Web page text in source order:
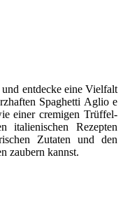
entdecke eine Vielfalt
Spaghetti Aglio e
einer cremigen Trüffel-
italienischen Rezepten
Zutaten und den
zaubern kannst.